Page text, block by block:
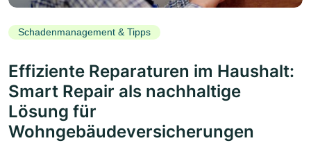
Schadenmanagement & Tipps
Effiziente Reparaturen im Haushalt:
Smart Repair als nachhaltige
Lösung für
Wohngebäudeversicherungen